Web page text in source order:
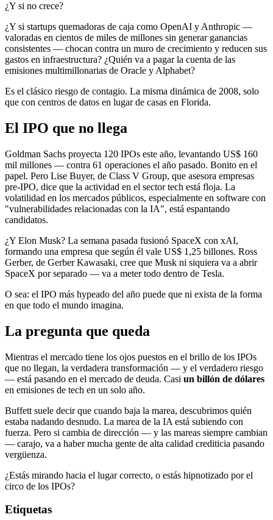
¿Y si no crece?
¿Y si startups quemadoras de caja como OpenAI y Anthropic —
valoradas en cientos de miles de millones sin generar ganancias
consistentes — chocan contra un muro de crecimiento y reducen sus
gastos en infraestructura? ¿Quién va a pagar la cuenta de las
emisiones multimillonarias de Oracle y Alphabet?
Es el clásico riesgo de contagio. La misma dinámica de 2008, solo
que con centros de datos en lugar de casas en Florida.
El IPO que no llega
Goldman Sachs proyecta 120 IPOs este año, levantando US$ 160
mil millones — contra 61 operaciones el año pasado. Bonito en el
papel. Pero Lise Buyer, de Class V Group, que asesora empresas
pre-IPO, dice que la actividad en el sector tech está floja. La
volatilidad en los mercados públicos, especialmente en software con
"vulnerabilidades relacionadas con la IA", está espantando
candidatos.
¿Y Elon Musk? La semana pasada fusionó SpaceX con xAI,
formando una empresa que según él vale US$ 1,25 billones. Ross
Gerber, de Gerber Kawasaki, cree que Musk ni siquiera va a abrir
SpaceX por separado — va a meter todo dentro de Tesla.
O sea: el IPO más hypeado del año puede que ni exista de la forma
en que todo el mundo imagina.
La pregunta que queda
Mientras el mercado tiene los ojos puestos en el brillo de los IPOs
que no llegan, la verdadera transformación — y el verdadero riesgo
— está pasando en el mercado de deuda. Casi un billón de dólares
en emisiones de tech en un solo año.
Buffett suele decir que cuando baja la marea, descubrimos quién
estaba nadando desnudo. La marea de la IA está subiendo con
fuerza. Pero si cambia de dirección — y las mareas siempre cambian
— carajo, va a haber mucha gente de alta calidad crediticia pasando
vergüenza.
¿Estás mirando hacia el lugar correcto, o estás hipnotizado por el
circo de los IPOs?
Etiquetas